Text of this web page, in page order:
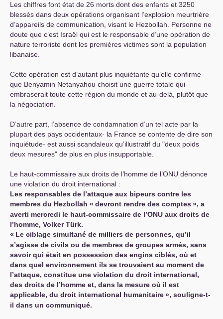
Les chiffres font état de 26 morts dont des enfants et 3250
blessés dans deux opérations organisant l’explosion meurtrière
d’appareils de communication, visant le Hezbollah. Personne ne
doute que c’est Israël qui est le responsable d’une opération de
nature terroriste dont les premières victimes sont la population
libanaise.
Cette opération est d’autant plus inquiétante qu’elle confirme
que Benyamin Netanyahou choisit une guerre totale qui
embraserait toute cette région du monde et au-delà, plutôt que
la négociation.
D’autre part, l’absence de condamnation d’un tel acte par la
plupart des pays occidentaux- la France se contente de dire son
inquiétude- est aussi scandaleux qu’illustratif du "deux poids
deux mesures" de plus en plus insupportable.
Le haut-commissaire aux droits de l’homme de l’ONU dénonce
une violation du droit international :
Les responsables de l’attaque aux bipeurs contre les
membres du Hezbollah « devront rendre des comptes», a
averti mercredi le haut-commissaire de l’ONU aux droits de
l’homme, Volker Türk.
« Le ciblage simultané de milliers de personnes, qu’il
s’agisse de civils ou de membres de groupes armés, sans
savoir qui était en possession des engins ciblés, où et
dans quel environnement ils se trouvaient au moment de
l’attaque, constitue une violation du droit international,
des droits de l’homme et, dans la mesure où il est
applicable, du droit international humanitaire», souligne-t-
il dans un communiqué.